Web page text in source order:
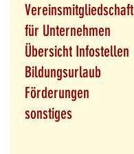
Vereinsmitgliedschaft
für Unternehmen
Übersicht Infostellen
Bildungsurlaub
Förderungen
sonstiges